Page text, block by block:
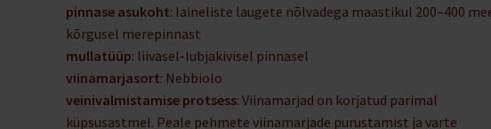
pinnase asukoht: laineliste laugete nõlvadega maastikul 200–400
kõrgusel merepinnast
mullatüüp: liivasel-lubjakivisel pinnasel
viinamarjasort: Nebbiolo
veinivalmistamise protsess: Viinamarjad on korjatud parimal
küpsusastmel. Peale pehmete viinamarjade purustamist ja varte